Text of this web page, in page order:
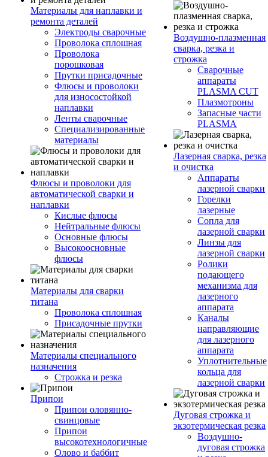
Материалы для наплавки и
ремонта деталей
Электроды сварочные
Проволока сплошная
Проволока
порошковая
Прутки присадочные
Флюсы и проволоки
для износостойкой
наплавки
Ленты сварочные
Специализированные
материалы
Флюсы и проволоки для
автоматической сварки и
наплавки
Кислые флюсы
Нейтральные флюсы
Основные флюсы
Высокоосновные
флюсы
Материалы для сварки
титана
Проволока сплошная
Присадочные прутки
Материалы специального
назначения
Строжка и резка
Припои
Припои оловянно-
свинцовые
Припои
высокотехнологичные
Олово и баббит
Воздушно-плазменная
сварка, резка и
строжка
Сварочные
аппараты
PLASMA CUT
Плазмотроны
Запасные части
PLASMA
Лазерная сварка, резка
и очистка
Аппараты
лазерной сварки
Горелки
лазерные
Сопла для
лазерной сварки
Линзы для
лазерной сварки
Ролики
подающего
механизма для
лазерного
аппарата
Каналы
направляющие
для лазерного
аппарата
Уплотнительные
кольца для
лазерной сварки
Дуговая строжка и
экзотермическая резка
Воздушно-
дуговая строжка